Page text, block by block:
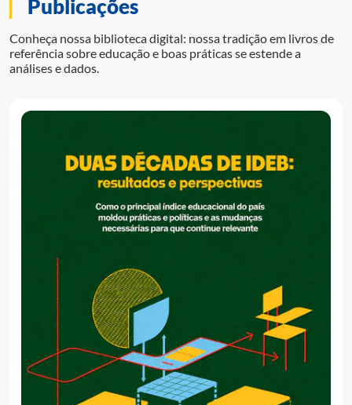
Publicações
Conheça nossa biblioteca digital: nossa tradição em livros de
referência sobre educação e boas práticas se estende a
análises e dados.